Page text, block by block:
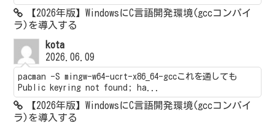
【2026年版】WindowsにC言語開発環境(gccコンパイ
ラ)を導入する
kota
2026.06.09
pacman -S mingw-w64-ucrt-x86_64-gccこれを通しても
Public keyring not found; ha...
【2026年版】WindowsにC言語開発環境(gccコンパイ
ラ)を導入する